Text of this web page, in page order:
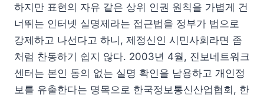
하지만 표현의 자유 같은 상위 인권 원칙을 가볍게 건
너뛰는 인터넷 실명제라는 접근법을 정부가 법으로
강제하고 나선다고 하니, 제정신인 시민사회라면 좀
처럼 찬동하기 쉽지 않다. 2003년 4월, 진보네트워크
센터는 본인 동의 없는 실명 확인을 남용하고 개인정
보를 유출한다는 명목으로 한국정보통신산업협회, 한